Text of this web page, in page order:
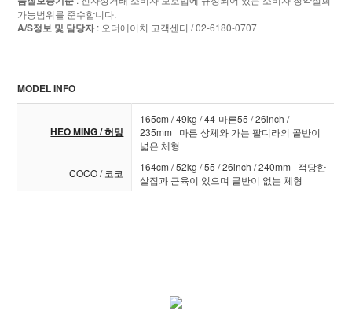
가능범위를 준수합니다.
A/S정보 및 담당자: 오더에이치 고객센터 / 02-6180-0707
MODEL INFO
HEO MING / 허밍
165cm / 49kg / 44-마른55 / 26inch /
235mm 마른 상체와 가는 팔디라의 골반이
넓은 체형
COCO / 코코
164cm / 52kg / 55 / 26inch / 240mm 적당한
살집과 근육이 있으며 골반이 없는 체형